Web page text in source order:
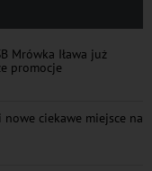
Mrówka Iława już
promocje
nowe ciekawe miejsce na